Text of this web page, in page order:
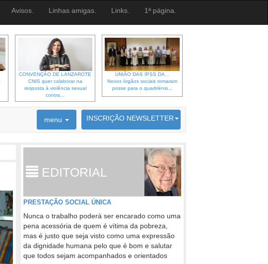
Avisos. Linhas amigas. Links. 1ª página.
CONVENÇÃO DE LANZAROTE
CNIS quer colaborar na
resposta à violência sexual
contra...
UNIÃO DAS IPSS DA...
Novos órgãos sociais tomaram
posse para o quadriénio...
menu INSCRIÇÃO NEWSLETTER
6692 membros inscritos
EDITORIAL
PRESTAÇÃO SOCIAL ÚNICA
Nunca o trabalho poderá ser encarado como uma
pena acessória de quem é vítima da pobreza,
mas é justo que seja visto como uma expressão
da dignidade humana pelo que é bom e salutar
que todos sejam acompanhados e orientados